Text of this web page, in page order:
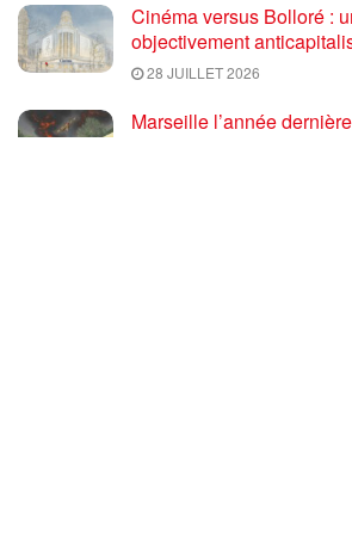
Cinéma versus Bolloré :
objectivement
28 JUILLET 2026
Marseille l’année
Arcachon, la Drôme et